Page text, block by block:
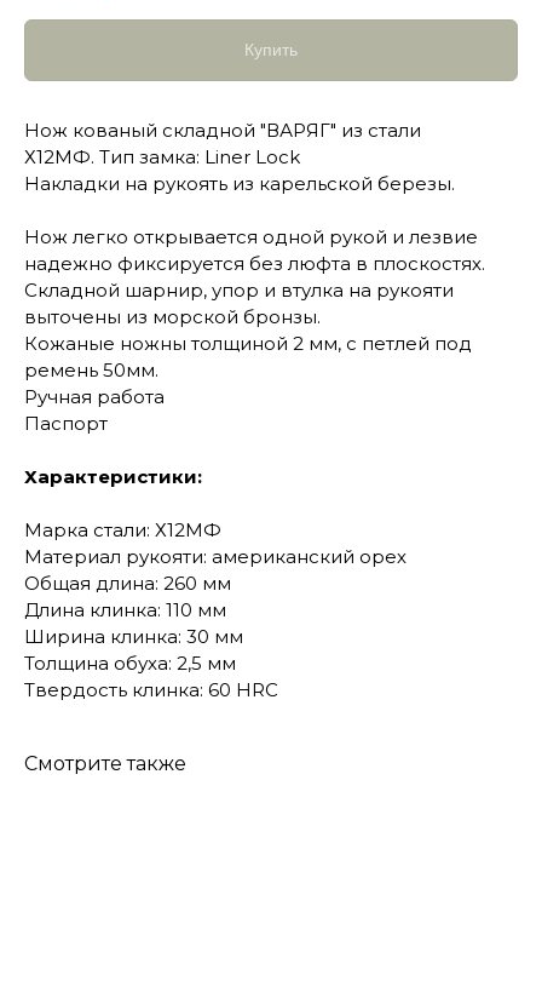
Купить
Нож кованый складной "ВАРЯГ" из стали
Х12МФ. Тип замка: Liner Lock
Накладки на рукоять из карельской березы.
Нож легко открывается одной рукой и лезвие
надежно фиксируется без люфта в плоскостях.
Складной шарнир, упор и втулка на рукояти
выточены из морской бронзы.
Кожаные ножны толщиной 2 мм, с петлей под
ремень 50мм.
Ручная работа
Паспорт
Характеристики:
Марка стали: Х12МФ
Материал рукояти: американский орех
Общая длина: 260 мм
Длина клинка: 110 мм
Ширина клинка: 30 мм
Толщина обуха: 2,5 мм
Твердость клинка: 60 HRC
Смотрите также